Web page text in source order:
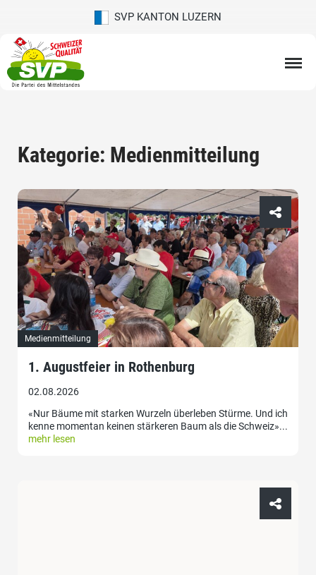
SVP KANTON LUZERN
Kategorie: Medienmitteilung
Medienmitteilung
1. Augustfeier in Rothenburg
02.08.2026
«Nur Bäume mit starken Wurzeln überleben Stürme. Und ich
kenne momentan keinen stärkeren Baum als die Schweiz»...
mehr lesen